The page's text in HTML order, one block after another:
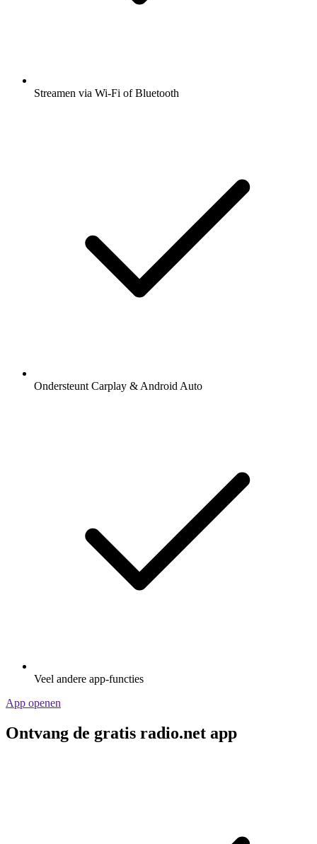
Streamen via Wi-Fi of Bluetooth
Ondersteunt Carplay & Android Auto
Veel andere app-functies
App openen
Ontvang de gratis radio.net app